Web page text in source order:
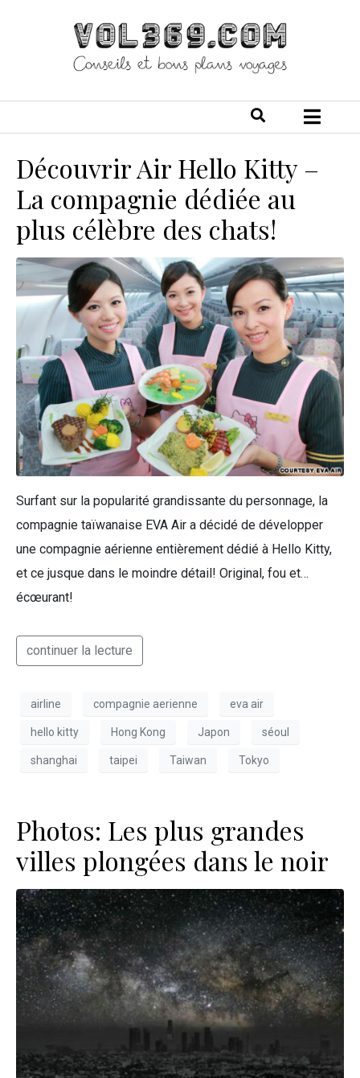
Découvrir Air Hello Kitty –
La compagnie dédiée au
plus célèbre des chats!
Surfant sur la popularité grandissante du personnage, la
compagnie taïwanaise EVA Air a décidé de développer
une compagnie aérienne entièrement dédié à Hello Kitty,
et ce jusque dans le moindre détail! Original, fou et…
écœurant!
continuer la lecture
airline compagnie aerienne eva air
hello kitty Hong Kong Japon séoul
shanghai taipei Taiwan Tokyo
Photos: Les plus grandes
villes plongées dans le noir